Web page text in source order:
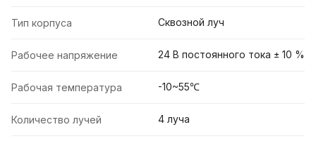
Тип корпуса Сквозной луч
Рабочее напряжение 24 В постоянного тока ± 10 %
Рабочая температура -10~55℃
Количество лучей 4 луча